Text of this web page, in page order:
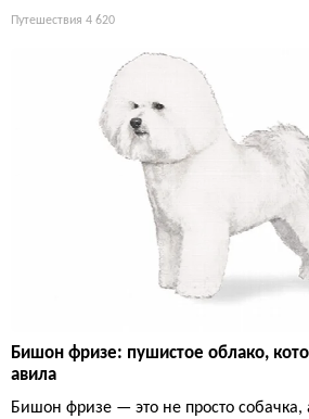
Путешествия 4 620
Бишон фризе: пушистое облако,
авила
Бишон фризе — это не просто собачка,